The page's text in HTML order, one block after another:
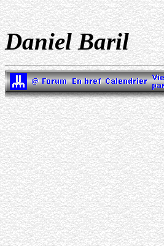
Daniel Baril